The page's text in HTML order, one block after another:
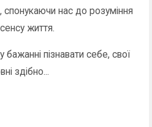
нас до розуміння
життя.
бажанні пізнавати себе, свої
здібно...